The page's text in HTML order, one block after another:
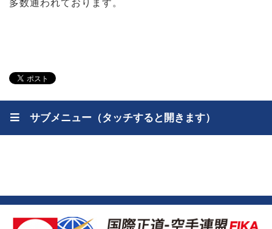
多数通われております。
サブメニュー（タッチすると開きます）